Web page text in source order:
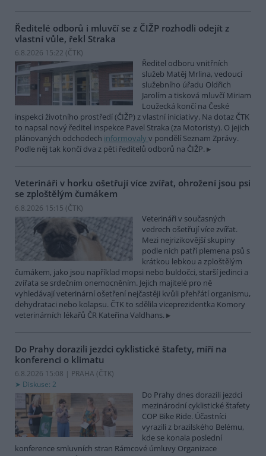
Ředitelé odborů i mluvčí se z ČIŽP rozhodli odejít z
vlastní vůle, řekl Straka
6.8.2026 15:22 (ČTK)
Ředitel odboru vnitřních
služeb Matěj Mrlina, vedoucí
služebního úřadu Oldřich
Jarolím a tisková mluvčí Miriam
Loužecká končí na České
inspekci životního prostředí (ČIŽP) z vlastní iniciativy. Na dotaz ČTK
to napsal nový ředitel inspekce Pavel Straka (za Motoristy). O jejich
plánovaných odchodech informovaly v pondělí Seznam Zprávy.
Podle něj tak končí dva z pěti ředitelů odborů na ČIŽP.
Veterináři v horku ošetřují více zvířat, ohrožení jsou psi
se zploštělým čumákem
6.8.2026 15:15 (ČTK)
Veterináři v současných
vedrech ošetřují více zvířat.
Mezi nejrizikovější skupiny
podle nich patří plemena psů s
krátkou lebkou a zploštělým
čumákem, jako jsou například mopsi nebo buldočci, starší jedinci a
zvířata se srdečním onemocněním. Jejich majitelé pro ně
vyhledávají veterinární ošetření nejčastěji kvůli přehřátí organismu,
dehydrataci nebo kolapsu. ČTK to sdělila viceprezidentka Komory
veterinárních lékařů ČR Kateřina Valdhans.
Do Prahy dorazili jezdci cyklistické štafety, míří na
konferenci o klimatu
6.8.2026 15:08 | PRAHA (ČTK)
Diskuse: 2
Do Prahy dnes dorazili jezdci
mezinárodní cyklistické štafety
COP Bike Ride. Účastníci
vyrazili z brazilského Belému,
kde se konala poslední
konference smluvních stran Rámcové úmluvy Organizace